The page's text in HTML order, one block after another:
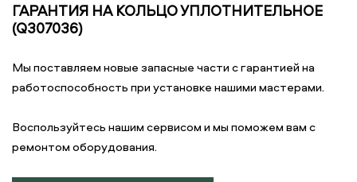
ГАРАНТИЯ НА КОЛЬЦО УПЛОТНИТЕЛЬНОЕ
(Q307036)
Мы поставляем новые запасные части с гарантией на
работоспособность при установке нашими мастерами.
Воспользуйтесь нашим сервисом и мы поможем вам с
ремонтом оборудования.